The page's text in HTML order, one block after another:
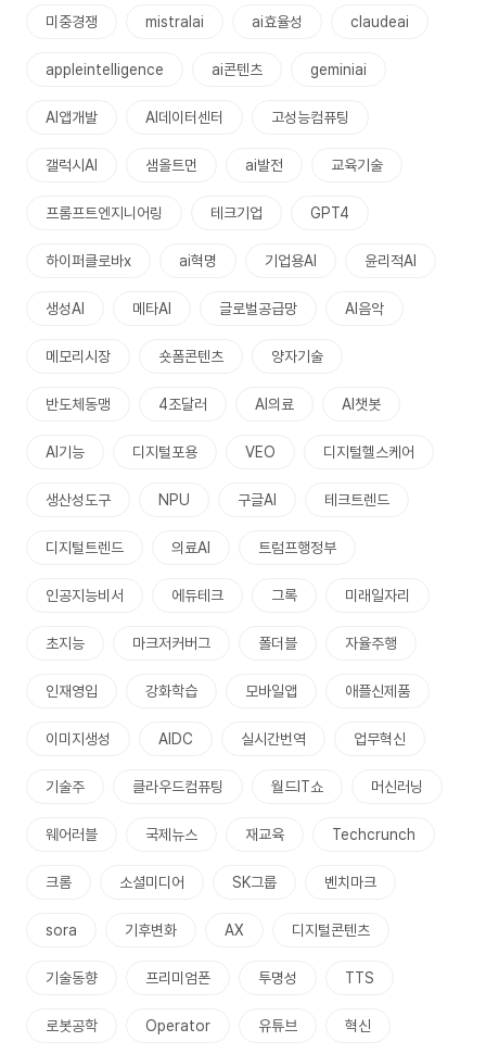
미중경쟁 mistralai ai효율성 claudeai
appleintelligence ai콘텐츠 geminiai
AI앱개발 AI데이터센터 고성능컴퓨팅
갤럭시AI 샘올트먼 ai발전 교육기술
프롬프트엔지니어링 테크기업 GPT4
하이퍼클로바x ai혁명 기업용AI 윤리적AI
생성AI 메타AI 글로벌공급망 AI음악
메모리시장 숏폼콘텐츠 양자기술
반도체동맹 4조달러 AI의료 AI챗봇
AI기능 디지털포용 VEO 디지털헬스케어
생산성도구 NPU 구글AI 테크트렌드
디지털트렌드 의료AI 트럼프행정부
인공지능비서 에듀테크 그록 미래일자리
초지능 마크저커버그 폴더블 자율주행
인재영입 강화학습 모바일앱 애플신제품
이미지생성 AIDC 실시간번역 업무혁신
기술주 클라우드컴퓨팅 월드IT쇼 머신러닝
웨어러블 국제뉴스 재교육 Techcrunch
크롬 소셜미디어 SK그룹 벤치마크
sora 기후변화 AX 디지털콘텐츠
기술동향 프리미엄폰 투명성 TTS
로봇공학 Operator 유튜브 혁신